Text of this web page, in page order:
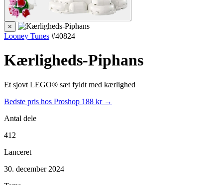
×
Looney Tunes #40824
Kærligheds-Piphans
Et sjovt LEGO® sæt fyldt med kærlighed
Bedste pris hos Proshop 188 kr →
Antal dele
412
Lanceret
30. december 2024